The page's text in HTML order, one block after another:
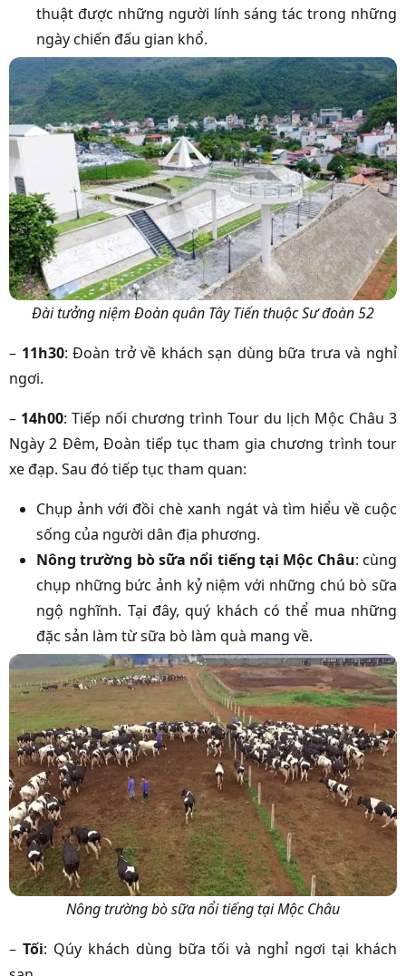
thuật được những người lính sáng tác trong những
ngày chiến đấu gian khổ.
Đài tưởng niệm Đoàn quân Tây Tiến thuộc Sư đoàn 52
– 11h30: Đoàn trở về khách sạn dùng bữa trưa và nghỉ
ngơi.
– 14h00: Tiếp nối chương trình Tour du lịch Mộc Châu 3
Ngày 2 Đêm, Đoàn tiếp tục tham gia chương trình tour
xe đạp. Sau đó tiếp tục tham quan:
Chụp ảnh với đồi chè xanh ngát và tìm hiểu về cuộc
sống của người dân địa phương.
Nông trường bò sữa nổi tiếng tại Mộc Châu: cùng
chụp những bức ảnh kỷ niệm với những chú bò sữa
ngộ nghĩnh. Tại đây, quý khách có thể mua những
đặc sản làm từ sữa bò làm quà mang về.
Nông trường bò sữa nổi tiếng tại Mộc Châu
– Tối: Qúy khách dùng bữa tối và nghỉ ngơi tại khách